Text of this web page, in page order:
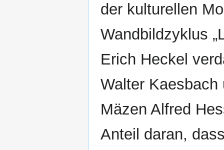
der kulturellen
Wandbildzyklus
Erich Heckel
Walter
Mäzen Alfred
Anteil daran,